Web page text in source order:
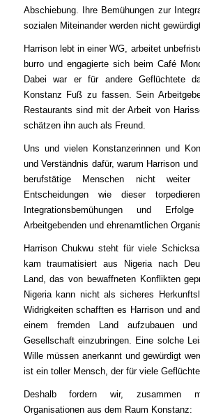
Abschiebung. Ihre Bemühungen zur
sozialen Miteinander werden nicht
Harrison lebt in einer WG, arbeitet
burround engagierte sich beim Café
Dabei war er für andere Geflüchtete
Konstanz Fuß zu fassen. Sein
Restaurants sind mit der Arbeit von
schätzen ihn auch als Freund.
Uns und vielen Konstanzerinnen und
und Verständnis dafür, warum Harrison
berufstätige Menschen nicht
Entscheidungen wie dieser
Integrationsbemühungen und
Arbeitgebenden und ehrenamtlichen
Harrison Chukwu steht für viele
kam traumatisiert aus Nigeria nach
Land, das von bewaffneten Konflikten
Nigeria kann nicht als sicheres
Widrigkeiten schafften es Harrison und
einem fremden Land aufzubauen
Gesellschaft einzubringen. Eine solche
Wille müssen anerkannt und gewürdigt
ist ein toller Mensch, der für viele
Deshalb fordern wir, zusammen
Organisationen aus dem Raum Konstanz: